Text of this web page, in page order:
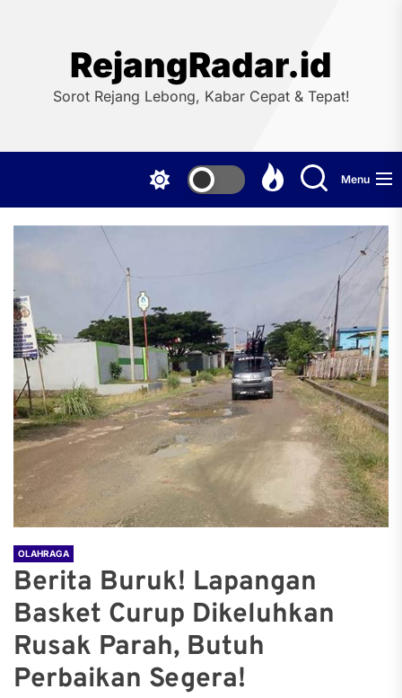
RejangRadar.id
Sorot Rejang Lebong, Kabar Cepat & Tepat!
Menu
OLAHRAGA
Berita Buruk! Lapangan
Basket Curup Dikeluhkan
Rusak Parah, Butuh
Perbaikan Segera!